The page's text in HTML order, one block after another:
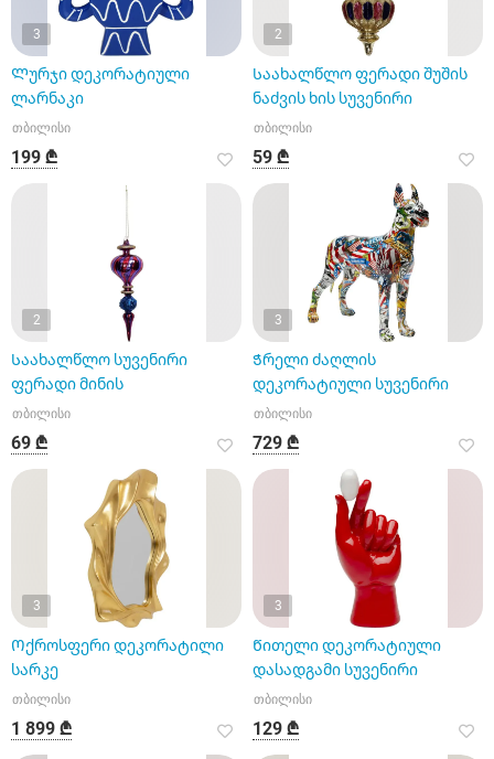
3
Ლურჯი დეკორატიული
ლარნაკი
თბილისი
199 ₾
2
Საახალწლო ფერადი შუშის
ნაძვის ხის სუვენირი
თბილისი
59 ₾
2
Საახალწლო სუვენირი
ფერადი მინის
თბილისი
69 ₾
3
Ჭრელი ძაღლის
დეკორატიული სუვენირი
თბილისი
729 ₾
3
Ოქროსფერი დეკორატილი
სარკე
თბილისი
1 899 ₾
3
Წითელი დეკორატიული
დასადგამი სუვენირი
თბილისი
129 ₾